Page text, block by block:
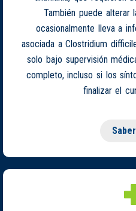
También puede alterar
ocasionalmente lleva a
asociada a Clostridium
solo bajo supervisión
completo, incluso si los
finalizar el